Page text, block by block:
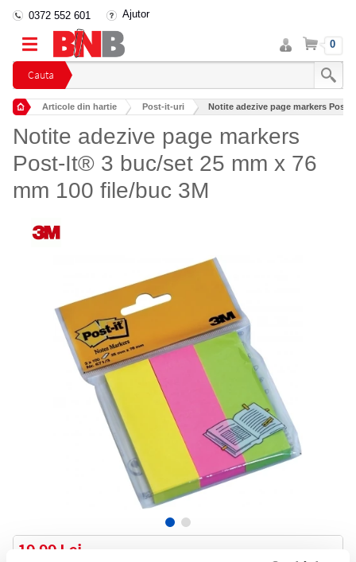
Cauta
0372 552 601 Ajutor
Intra
in
cont
Cos 0
Articole din hartie Post-it-uri Notite adezive page markers Post-
Notite adezive page markers
Post-It® 3 buc/set 25 mm x 76
mm 100 file/buc 3M
19,99 Lei